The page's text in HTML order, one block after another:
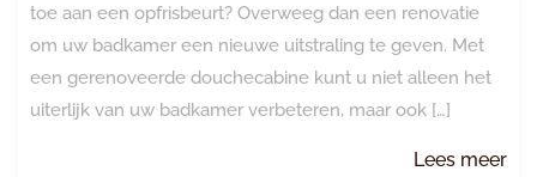
toe aan een opfrisbeurt? Overweeg dan een renovatie
om uw badkamer een nieuwe uitstraling te geven. Met
een gerenoveerde douchecabine kunt u niet alleen het
uiterlijk van uw badkamer verbeteren, maar ook […]
Lees meer